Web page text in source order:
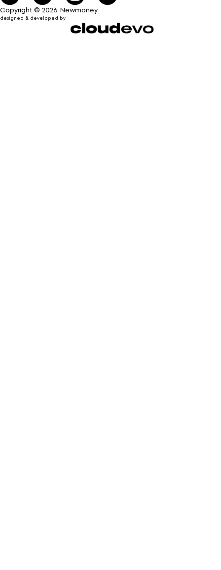
Copyright © 2026 Newmoney
designed & developed by